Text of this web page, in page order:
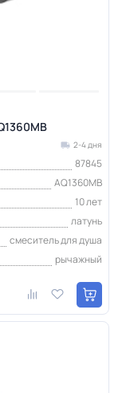
2-4 дня
87845
AQ1360MB
10 лет
латунь
смеситель для душа
рычажный